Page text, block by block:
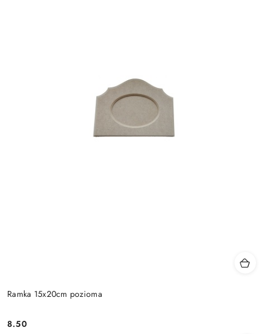
Ramka 15x20cm pozioma
Cena:
8.50